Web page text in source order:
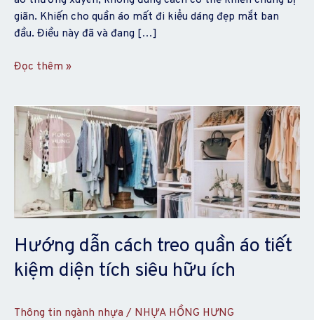
giãn. Khiến cho quần áo mất đi kiểu dáng đẹp mắt ban
đầu. Điều này đã và đang […]
Đọc thêm »
Hướng dẫn cách treo quần áo tiết
kiệm diện tích siêu hữu ích
Thông tin ngành nhựa / NHỰA HỒNG HƯNG
Hướng
dẫn
cách
treo
quần
tiết
diện
tích
ích